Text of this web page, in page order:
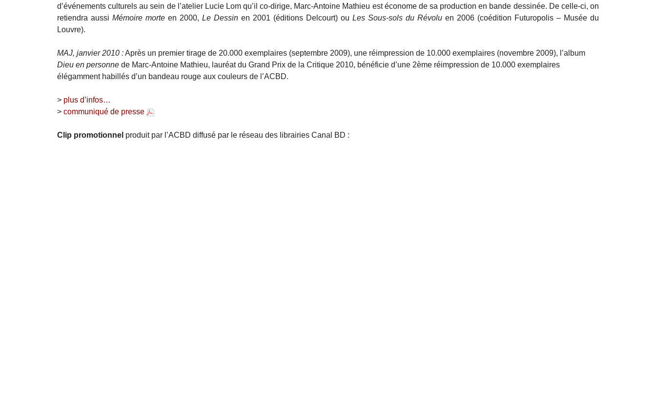
d’événements culturels au sein de l’atelier Lucie Lom qu’il co-dirige, Marc-Antoine Mathieu est économe de sa production en bande dessinée. De celle-ci, on
retiendra aussi Mémoire morte en 2000, Le Dessin en 2001 (éditions Delcourt) ou Les Sous-sols du Révolu en 2006 (coédition Futuropolis – Musée du
Louvre).
MAJ, janvier 2010 :Après un premier tirage de 20.000 exemplaires (septembre 2009), une réimpression de 10.000 exemplaires (novembre 2009), l’album
Dieu en personne de Marc-Antoine Mathieu, lauréat du Grand Prix de la Critique 2010, bénéficie d’une 2ème réimpression de 10.000 exemplaires
élégamment habillés d’un bandeau rouge aux couleurs de l’ACBD.
> plus d’infos…
> communiqué de presse
Clip promotionnel produit par l’ACBD diffusé par le réseau des librairies Canal BD :